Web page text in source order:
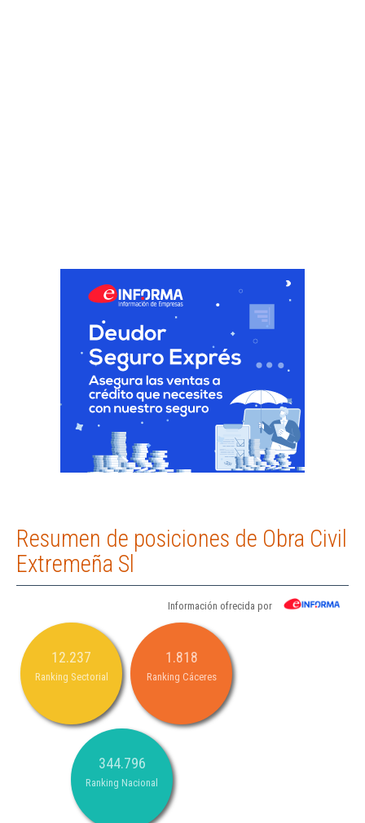
Resumen de posiciones de Obra Civil
Extremeña Sl
Información ofrecida por
12.237
Ranking Sectorial
1.818
Ranking Cáceres
344.796
Ranking Nacional